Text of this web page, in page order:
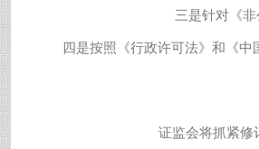
三是针对《
四是按照《行政许可法》和《
证监会将抓紧修